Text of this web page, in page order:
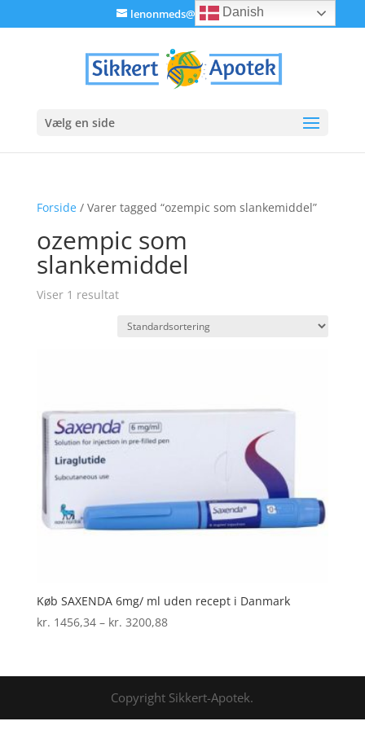
lenonmeds@gmail.com
Vælg en side
Forside/ Varer tagged “ozempic som slankemiddel”
ozempic som
slankemiddel
Viser 1 resultat
Køb SAXENDA 6mg/ ml uden recept i Danmark
kr. 1456,34 – kr. 3200,88Prisinterval:
kr. 3200,88
Copyright Sikkert-Apotek.
Danish